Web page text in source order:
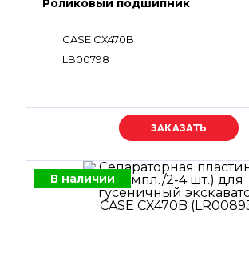
Роликовый подшипник
CASE CX470B
LB00798
Уточняйте цену
В наличии